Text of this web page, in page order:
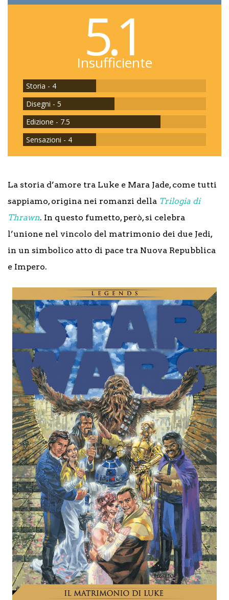
5.1
Insufficiente
Storia - 4
Disegni - 5
Edizione - 7.5
Sensazioni - 4
La storia d’amore tra Luke e Mara Jade, come tutti
sappiamo, origina nei romanzi della Trilogia di
Thrawn. In questo fumetto, però, si celebra
l’unione nel vincolo del matrimonio dei due Jedi,
in un simbolico atto di pace tra Nuova Repubblica
e Impero.